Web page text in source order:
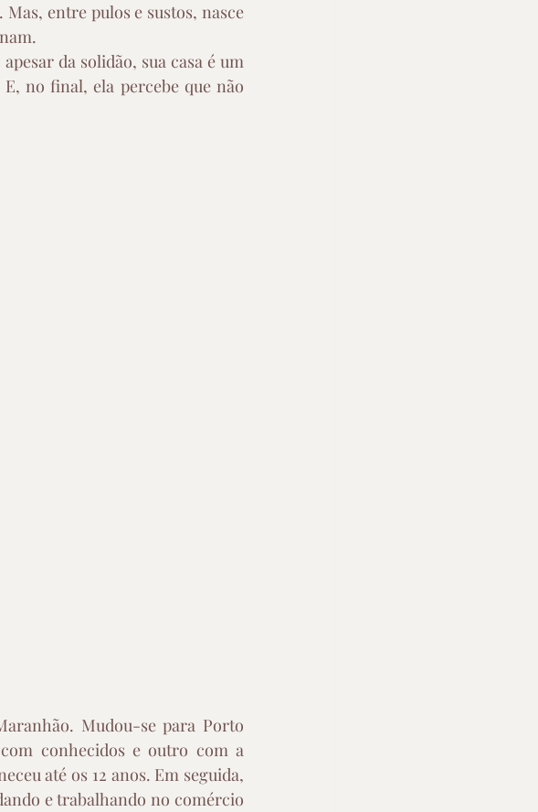
entre pulos e sustos, nasce
da solidão, sua casa é um
no final, ela percebe que não
Mudou-se para Porto
conhecidos e outro com a
até os 12 anos. Em seguida,
e trabalhando no comércio